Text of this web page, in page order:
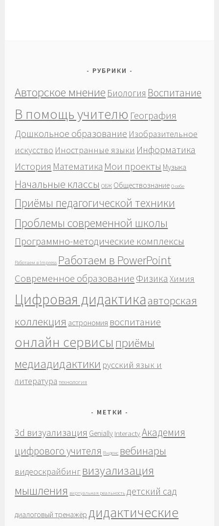
РУБРИКИ
Авторское мнение Биология Воспитание
В помощь учителю География
Дошкольное образование Изобразительное
искусство Иностранные языки Информатика
История Математика Мои проекты Музыка
Начальные классы ОБЖ Обществознание О себе
Приёмы педагогической техники
Проблемы современной школы
Программно-методические комплексы
Работаем в Impress Работаем в PowerPoint
Современное образование Физика Химия
Цифровая дидактика авторская
коллекция астрономия воспитание
онлайн сервисы приёмы
медиадидактики русский язык и
литература технология
МЕТКИ
3d визуализация Genially Interacty Академия
цифрового учителя Яндекс вебинары
видеоскрайбинг визуализация
мышления виртуальная реальность детский сад
диалоговый тренажёр дидактические